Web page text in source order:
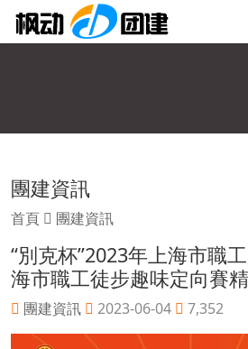
團建資訊
首頁 團建資訊
“別克杯”2023年上海市職
海市職工徒步趣味定向賽
團建資訊 2023-06-04 7,352